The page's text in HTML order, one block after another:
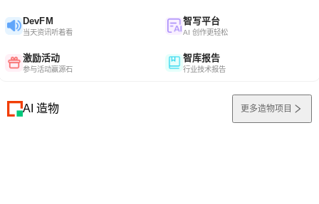
DevFM
当天资讯听着看
智写平台
AI 创作更轻松
激励活动
参与活动赢源石
智库报告
行业技术报告
AI 造物 更多造物项目